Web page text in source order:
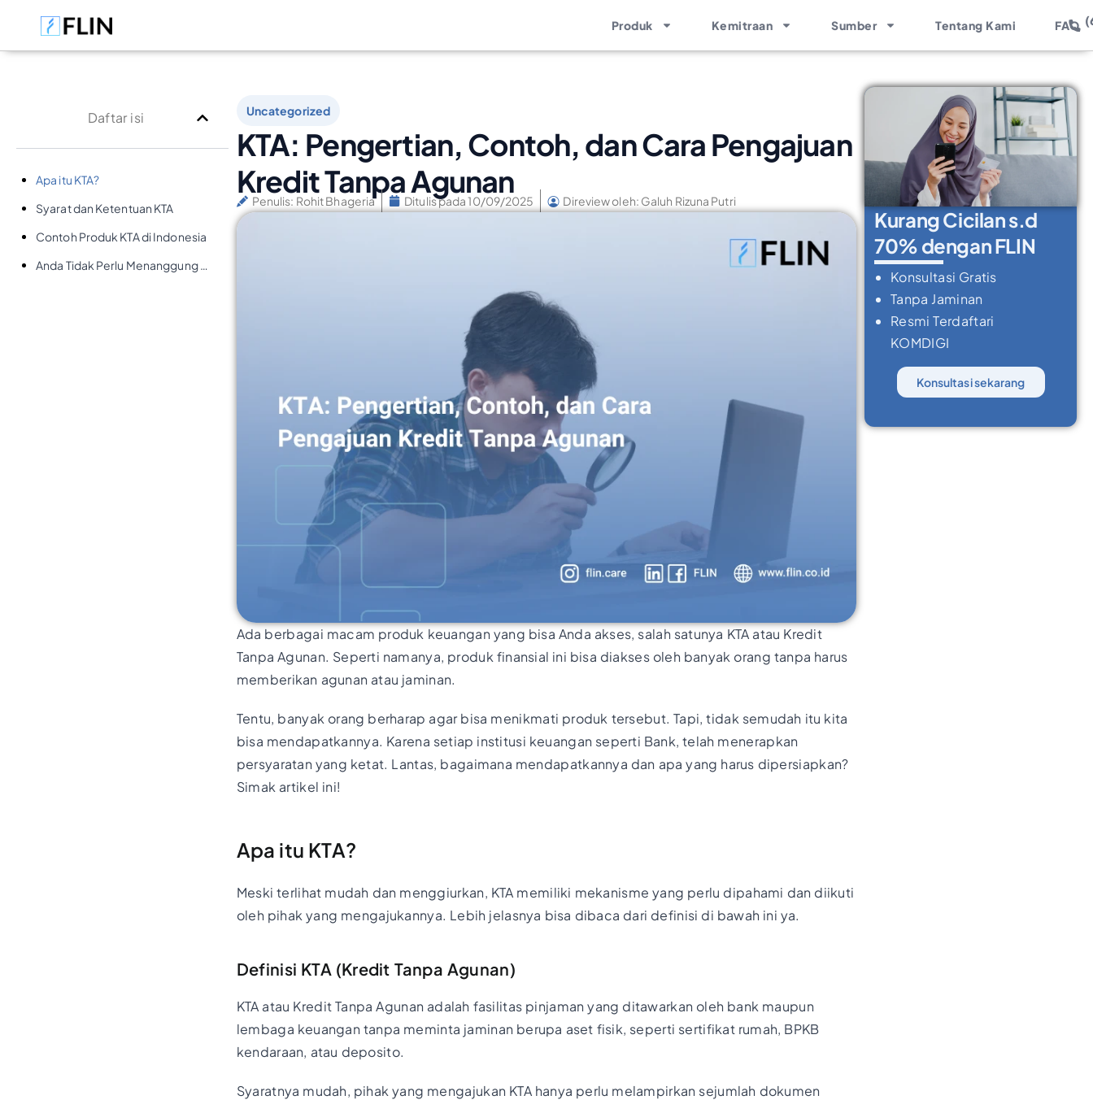
Produk Kemitraan Sumber Tentang Kami FAQ
Daftar isi
Apa itu KTA?
Syarat dan Ketentuan KTA
Contoh Produk KTA di Indonesia
Anda Tidak Perlu Menanggung Ini Sendirian
Uncategorized
KTA: Pengertian, Contoh, dan Cara Pengajuan
Kredit Tanpa Agunan
Penulis: Rohit Bhageria Ditulis pada10/09/2025 Direview oleh: Galuh Rizuna Putri
Ada berbagai macam produk keuangan yang bisa Anda akses, salah satunya KTA atau Kredit
Tanpa Agunan. Seperti namanya, produk finansial ini bisa diakses oleh banyak orang tanpa harus
memberikan agunan atau jaminan.
Tentu, banyak orang berharap agar bisa menikmati produk tersebut. Tapi, tidak semudah itu kita
bisa mendapatkannya. Karena setiap institusi keuangan seperti Bank, telah menerapkan
persyaratan yang ketat. Lantas, bagaimana mendapatkannya dan apa yang harus dipersiapkan?
Simak artikel ini!
Apa itu KTA?
Meski terlihat mudah dan menggiurkan, KTA memiliki mekanisme yang perlu dipahami dan diikuti
oleh pihak yang mengajukannya. Lebih jelasnya bisa dibaca dari definisi di bawah ini ya.
Definisi KTA (Kredit Tanpa Agunan)
KTA atau Kredit Tanpa Agunan adalah fasilitas pinjaman yang ditawarkan oleh bank maupun
lembaga keuangan tanpa meminta jaminan berupa aset fisik, seperti sertifikat rumah, BPKB
kendaraan, atau deposito.
Syaratnya mudah, pihak yang mengajukan KTA hanya perlu melampirkan sejumlah dokumen
Kurang Cicilan s.d
70% dengan FLIN
Konsultasi Gratis
Tanpa Jaminan
Resmi Terdaftari
KOMDIGI
Konsultasi sekarang